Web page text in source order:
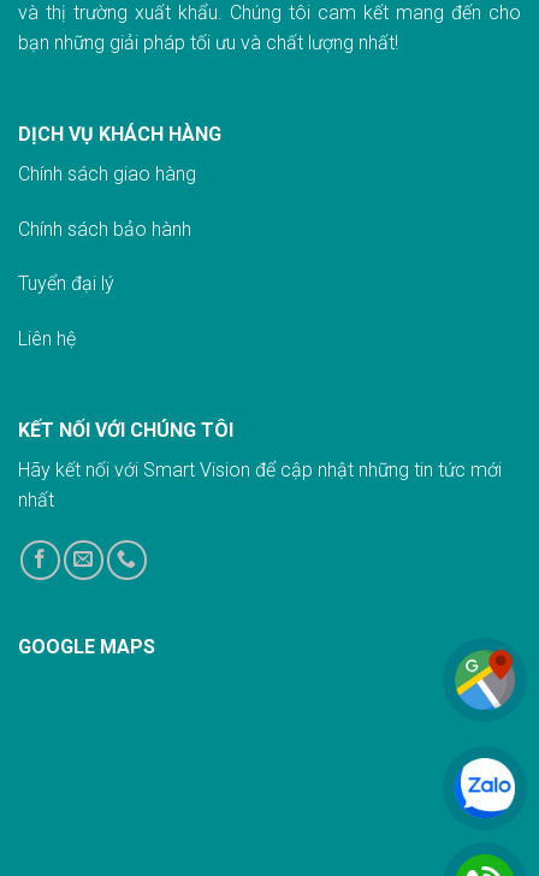
và thị trường xuất khẩu. Chúng tôi cam kết mang đến cho
bạn những giải pháp tối ưu và chất lượng nhất!
DỊCH VỤ KHÁCH HÀNG
Chính sách giao hàng
Chính sách bảo hành
Tuyển đại lý
Liên hệ
KẾT NỐI VỚI CHÚNG TÔI
Hãy kết nối với Smart Vision để cập nhật những tin tức mới
nhất
GOOGLE MAPS